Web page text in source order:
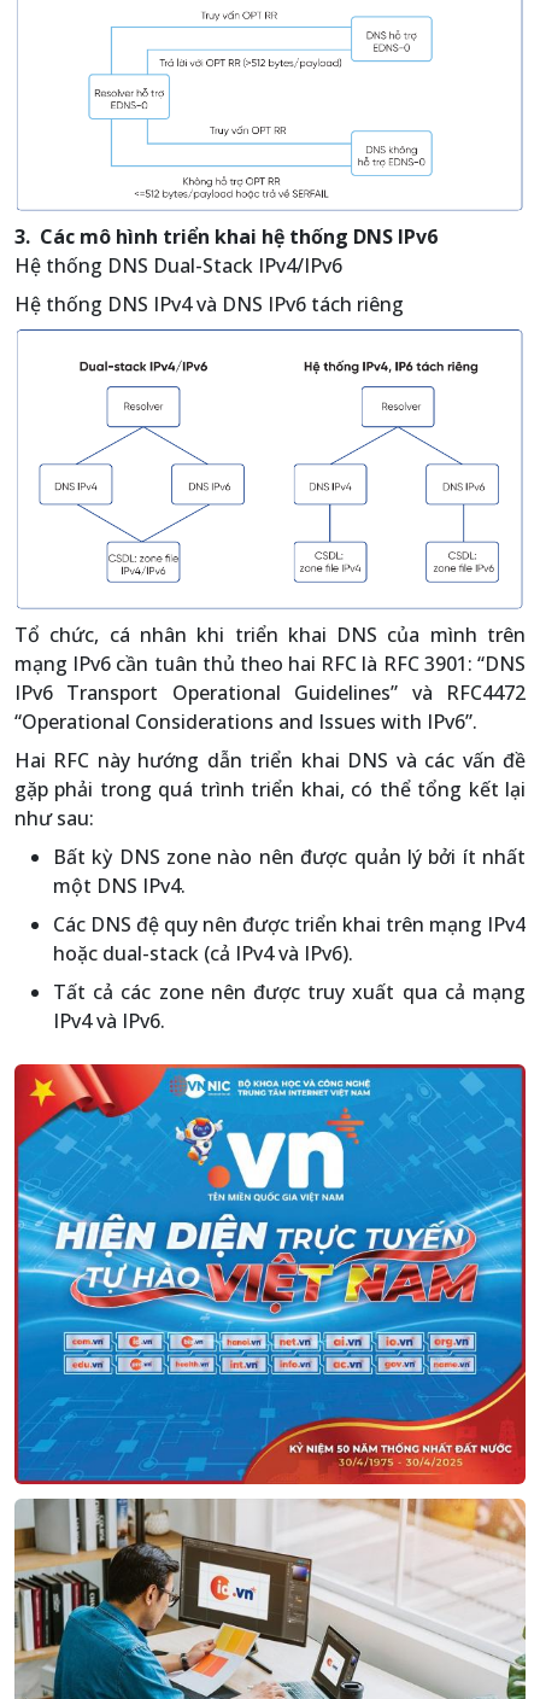
3. Các mô hình triển khai hệ thống DNS IPv6
Hệ thống DNS Dual-Stack IPv4/IPv6
Hệ thống DNS IPv4 và DNS IPv6 tách riêng
Tổ chức, cá nhân khi triển khai DNS của mình trên
mạng IPv6 cần tuân thủ theo hai RFC là RFC 3901: “DNS
IPv6 Transport Operational Guidelines” và RFC4472
“Operational Considerations and Issues with IPv6”.
Hai RFC này hướng dẫn triển khai DNS và các vấn đề
gặp phải trong quá trình triển khai, có thể tổng kết lại
như sau:
Bất kỳ DNS zone nào nên được quản lý bởi ít nhất
một DNS IPv4.
Các DNS đệ quy nên được triển khai trên mạng IPv4
hoặc dual-stack (cả IPv4 và IPv6).
Tất cả các zone nên được truy xuất qua cả mạng
IPv4 và IPv6.